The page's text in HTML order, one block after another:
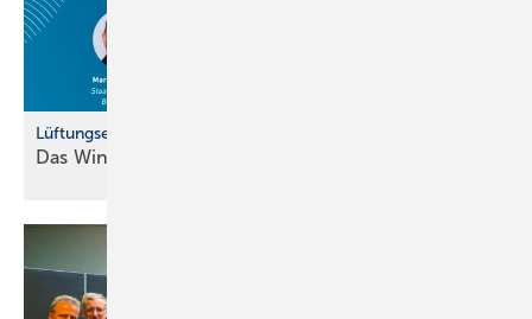
Lüftungsexpertise von Profis für Profis
Das Winterprogramm der Pluggit Academy